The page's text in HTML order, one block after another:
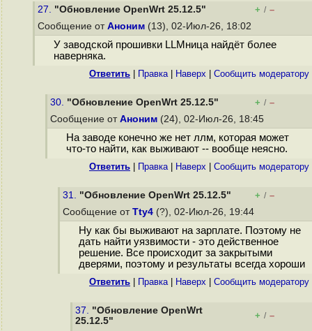
27. "Обновление OpenWrt 25.12.5" + / –
Сообщение от Аноним (13), 02-Июл-26, 18:02
У заводской прошивки LLMница найдёт более
наверняка.
Ответить Правка| Наверх Cообщить модератору
30. "Обновление OpenWrt 25.12.5" + / –
Сообщение от Аноним (24), 02-Июл-26, 18:45
На заводе конечно же нет ллм, которая может
что-то найти, как выживают -- вообще неясно.
Ответить Правка| Наверх Cообщить модератору
31. "Обновление OpenWrt 25.12.5" + / –
Сообщение от Tty4 (?), 02-Июл-26, 19:44
Ну как бы выживают на зарплате. Поэтому не
дать найти уязвимости - это действенное
решение. Все происходит за закрытыми
дверями, поэтому и результаты всегда хороши
Ответить Правка| Наверх Cообщить модератору
37. "Обновление OpenWrt
25.12.5"
+ / –